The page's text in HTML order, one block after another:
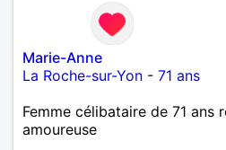
Marie-Anne
La Roche-sur-Yon - 71 ans
Femme célibataire de 71 ans
amoureuse